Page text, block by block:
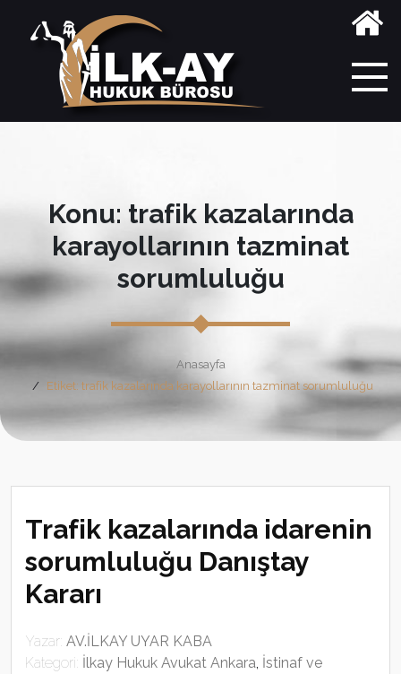
Konu: trafik kazalarında
karayollarının tazminat
sorumluluğu
Anasayfa
Etiket: trafik kazalarında karayollarının tazminat sorumluluğu
Trafik kazalarında idarenin
sorumluluğu Danıştay
Kararı
Yazar: AV.İLKAY UYAR KABA
Kategori: İlkay Hukuk Avukat Ankara, İstinaf ve